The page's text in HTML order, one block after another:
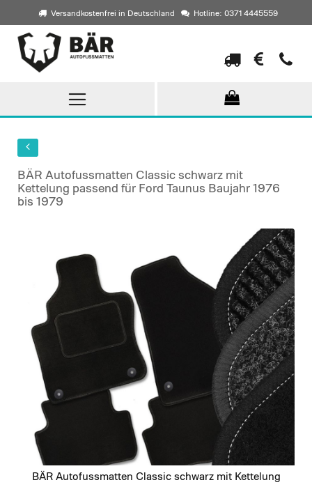
Versandkostenfrei in Deutschland Hotline: 0371 4445559
Direkt
zum
Inhalt
BÄR Autofussmatten Classic schwarz mit
Kettelung passend für Ford Taunus Baujahr 1976
bis 1979
images
gallery
BÄR Autofussmatten Classic schwarz mit Kettelung